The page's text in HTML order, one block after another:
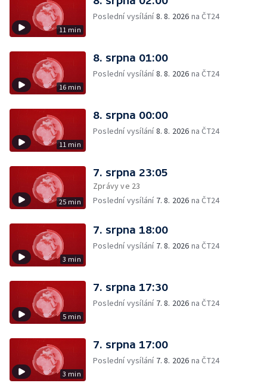
11 min
Poslední vysílání8. 8. 2026 na ČT24
16 min
8. srpna 01:00
Poslední vysílání8. 8. 2026 na ČT24
11 min
8. srpna 00:00
Poslední vysílání8. 8. 2026 na ČT24
25 min
7. srpna 23:05
Zprávy ve 23
Poslední vysílání 7. 8. 2026 na ČT24
3 min
7. srpna 18:00
Poslední vysílání 7. 8. 2026 na ČT24
5 min
7. srpna 17:30
Poslední vysílání 7. 8. 2026 na ČT24
3 min
7. srpna 17:00
Poslední vysílání 7. 8. 2026 na ČT24